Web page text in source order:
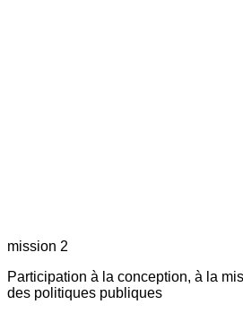
mission 2
Participation à la conception, à la
des politiques publiques